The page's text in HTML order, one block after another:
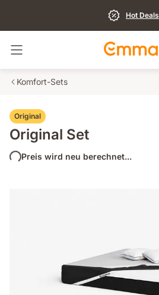
Hot Deals
Navigation umschalten
Komfort-Sets
Original
Original Set
Preis wird neu berechnet...